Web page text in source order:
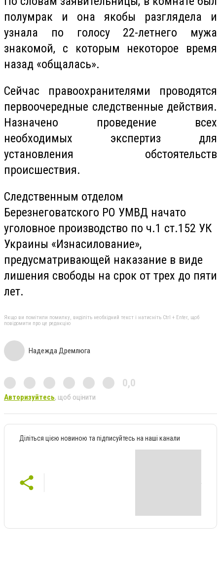
полумрак и она якобы разглядела и
узнала по голосу 22-летнего мужа
знакомой, с которым некоторое время
назад «общалась».
Сейчас правоохранителями проводятся
первоочередные следственные действия.
Назначено проведение всех
необходимых экспертиз для
установления обстоятельств
происшествия.
Следственным отделом
Березнеговатского РО УМВД начато
уголовное производство по ч.1 ст.152 УК
Украины «Изнасилование»,
предусматривающей наказание в виде
лишения свободы на срок от трех до пяти
лет.
Якщо ви помітили помилку, виділіть необхідний текст і натисніть Ctrl + Enter, щоб
повідомити про це редакцію
Надежда Дремлюга
0,0
Авторизуйтесь, щоб оцінити
Діліться цією новиною та підписуйтесь на наші канали